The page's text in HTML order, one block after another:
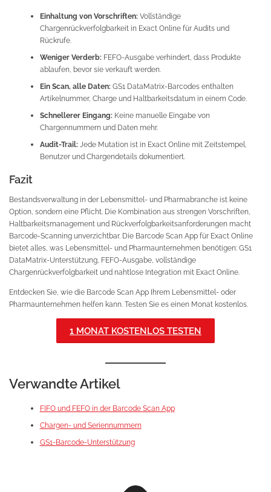
Einhaltung von Vorschriften:Vollständige
Chargenrückverfolgbarkeit in Exact Online für Audits und
Rückrufe.
Weniger Verderb:FEFO-Ausgabe verhindert, dass Produkte
ablaufen, bevor sie verkauft werden.
Ein Scan, alle Daten:GS1 DataMatrix-Barcodes enthalten
Artikelnummer, Charge und Haltbarkeitsdatum in einem Code.
Schnellerer Eingang:Keine manuelle Eingabe von
Chargennummern und Daten mehr.
Audit-Trail:Jede Mutation ist in Exact Online mit Zeitstempel,
Benutzer und Chargendetails dokumentiert.
Fazit
Bestandsverwaltung in der Lebensmittel- und Pharmabranche ist keine
Option, sondern eine Pflicht. Die Kombination aus strengen Vorschriften,
Haltbarkeitsmanagement und Rückverfolgbarkeitsanforderungen macht
Barcode-Scanning unverzichtbar. Die Barcode Scan App für Exact Online
bietet alles, was Lebensmittel- und Pharmaunternehmen benötigen: GS1
DataMatrix-Unterstützung, FEFO-Ausgabe, vollständige
Chargenrückverfolgbarkeit und nahtlose Integration mit Exact Online.
Entdecken Sie, wie die Barcode Scan App Ihrem Lebensmittel- oder
Pharmaunternehmen helfen kann. Testen Sie es einen Monat kostenlos.
1 MONAT KOSTENLOS TESTEN
Verwandte Artikel
FIFO und FEFO in der Barcode Scan App
Chargen- und Seriennummern
GS1-Barcode-Unterstützung